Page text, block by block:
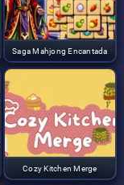
Saga Mahjong Encantada
Cozy Kitchen Merge